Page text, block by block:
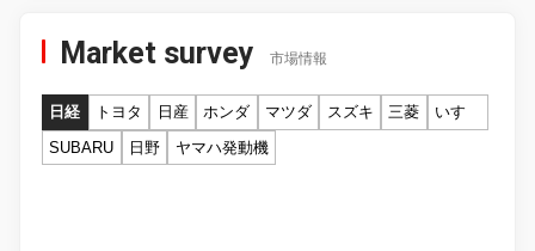
Market survey 市場情報
日経 トヨタ 日産 ホンダ マツダ スズキ 三菱
いすゞ
SUBARU
日野 ヤマハ発動機